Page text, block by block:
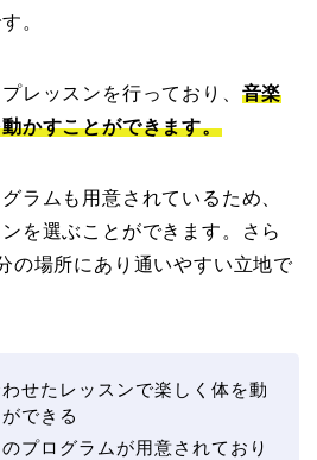
。
レッスンを行っており、 音楽
かすことができます。
ラムも用意されているため、
を選ぶことができます。さら
の場所にあり通いやすい立地で
せたレッスンで楽しく体を動
できる
プログラムが用意されており